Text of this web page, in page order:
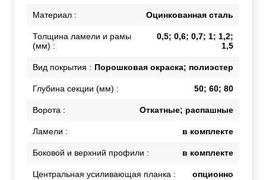
Материал : Оцинкованная сталь
Толщина ламели и рамы
(мм) :
0,5; 0,6; 0,7; 1; 1,2;
1,5
Вид покрытия : Порошковая окраска; полиэстер
Глубина секции (мм) : 50; 60; 80
Ворота : Откатные; распашные
Ламели : в комплекте
Боковой и верхний профили : в комплекте
Центральная усиливающая планка : опционно